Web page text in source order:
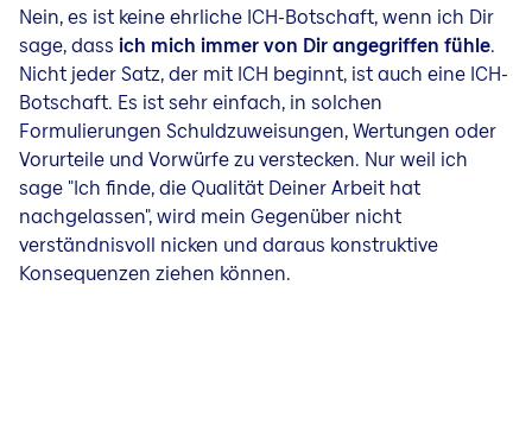
Nein, es ist keine ehrliche ICH-Botschaft, wenn ich Dir
sage, dass ich mich immer von Dir angegriffen fühle.
Nicht jeder Satz, der mit ICH beginnt, ist auch eine ICH-
Botschaft. Es ist sehr einfach, in solchen
Formulierungen Schuldzuweisungen, Wertungen oder
Vorurteile und Vorwürfe zu verstecken. Nur weil ich
sage "Ich finde, die Qualität Deiner Arbeit hat
nachgelassen", wird mein Gegenüber nicht
verständnisvoll nicken und daraus konstruktive
Konsequenzen ziehen können.